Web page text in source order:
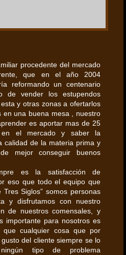
procedente del mercado
que en el año 2004
reformando un centenario
de vender los estupendos
y otras zonas a ofertarlos
en una buena mesa , nuestro
es aportar mas de 25
en el mercado y saber la
calidad de la materia prima y
mejor conseguir buenos
es la satisfacción de
eso que todo el equipo que
Tres Siglos” somos personas
y disfrutamos con nuestro
de nuestros comensales, y
importante para nosotros es
cualquier cosa que por
del cliente siempre se lo
tipo de problema